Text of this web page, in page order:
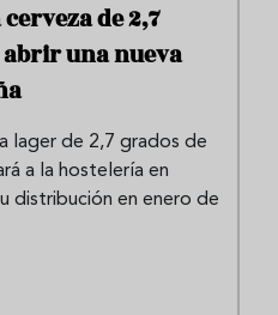
de 2,7
una nueva
lager de 2,7 grados de
a la hostelería en
distribución en enero de